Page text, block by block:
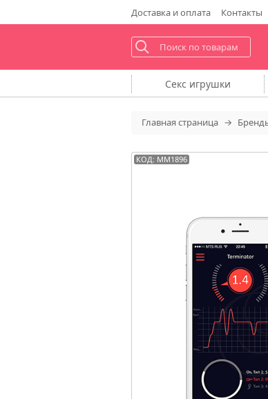
Доставкаи оплата Контакты
Секс игрушки
Главная страница
КОД: MM1896